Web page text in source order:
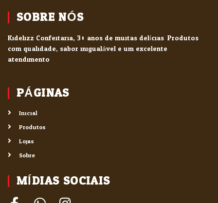
SOBRE NÓS
Kidelizz Confeitaria, 30 anos de muitas delícias. Produtos
com qualidade, sabor inigualável e um excelente
atendimento.
PÁGINAS
Inicial
Produtos
Lojas
Sobre
MÍDIAS SOCIAIS